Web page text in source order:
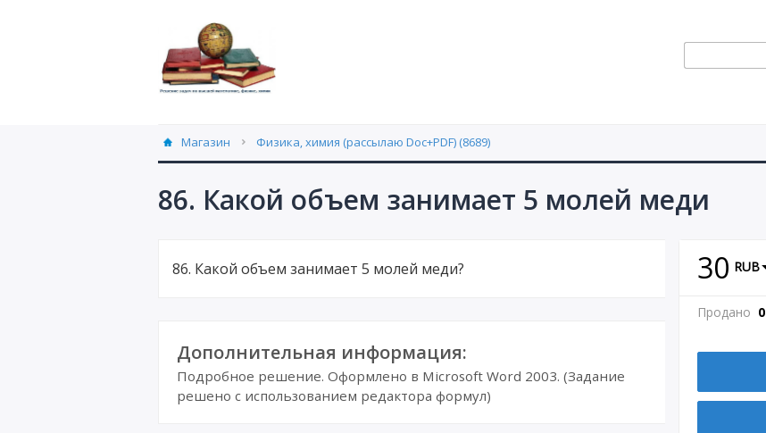
Магазин Физика, химия (рассылаю Doc+PDF) (8689)
86. Какой объем занимает 5 молей меди
30 RUB
Продано 0
86. Какой объем занимает 5 молей меди?
Дополнительная информация:
Подробное решение. Оформлено в Microsoft Word 2003. (Задание
решено с использованием редактора формул)